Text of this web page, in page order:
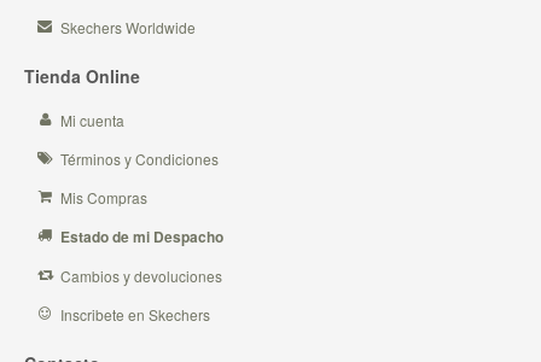
Skechers Worldwide
Tienda Online
Mi cuenta
Términos y Condiciones
Mis Compras
Estado de mi Despacho
Cambios y devoluciones
Inscribete en Skechers